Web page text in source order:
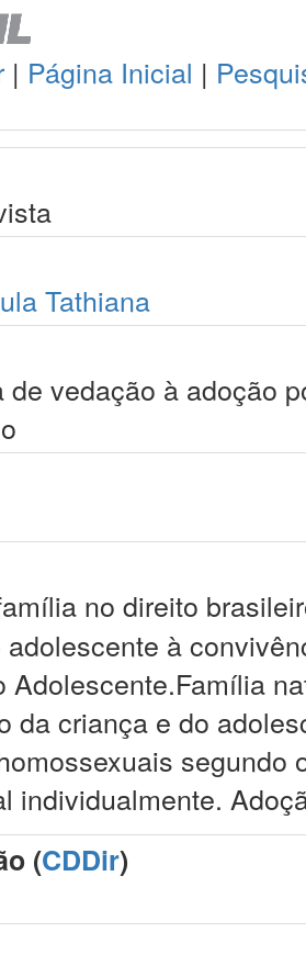
| Página Inicial |
Tathiana
de vedação à adoção
no direito
à
Adolescente.Família
da criança e do
segundo
individualmente.
(CDDir)